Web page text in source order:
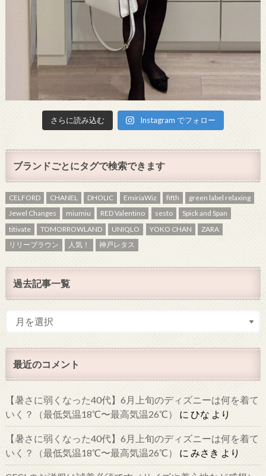
さらに読み込む Instagram でフォロー
ブランドごとにタグで検索できます
CELFORD CHANEL DHOLIC EmiriaWiz fifth
green label relaxing
Jewel Changes
miumiu RED Valentino sesto
Spick and Span
titivate
TOMORROWLAND UNIQLO YOKO CHAN
ZARA
リリーブラウン
人気！ 神戸レタス
過去記事一覧
最近のコメント
【暑さに弱くなった40代】6月上旬のディズニーは何を着て
いく？（最低気温18℃〜最高気温26℃）
に ひな より
【暑さに弱くなった40代】6月上旬のディズニーは何を着て
いく？（最低気温18℃〜最高気温26℃）
に みさき より